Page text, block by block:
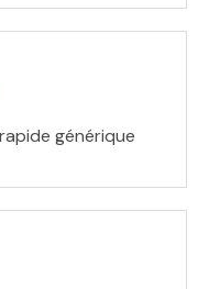
générique